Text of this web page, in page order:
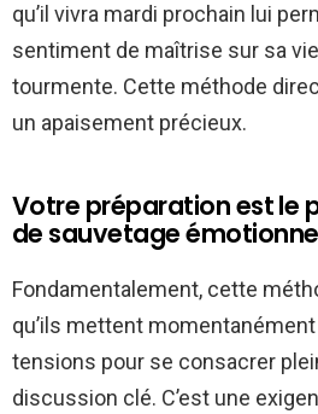
qu’il vivra mardi prochain lui
sentiment de maîtrise sur sa
tourmente. Cette méthode
un apaisement précieux.
Votre préparation est le
de sauvetage
Fondamentalement, cette
qu’ils mettent
tensions pour se consacrer
discussion clé. C’est une